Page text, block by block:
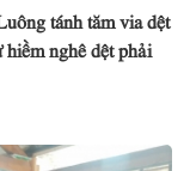
tánh tăm via dệt
nghê dệt phải